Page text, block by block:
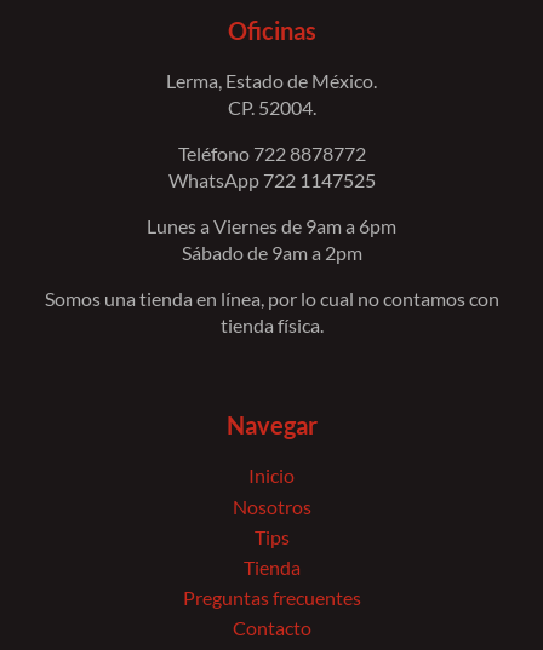
Oficinas
Lerma, Estado de México.
CP. 52004.
Teléfono 722 8878772
WhatsApp 722 1147525
Lunes a Viernes de 9am a 6pm
Sábado de 9am a 2pm
Somos una tienda en línea, por lo cual no contamos con
tienda física.
Navegar
Inicio
Nosotros
Tips
Tienda
Preguntas frecuentes
Contacto